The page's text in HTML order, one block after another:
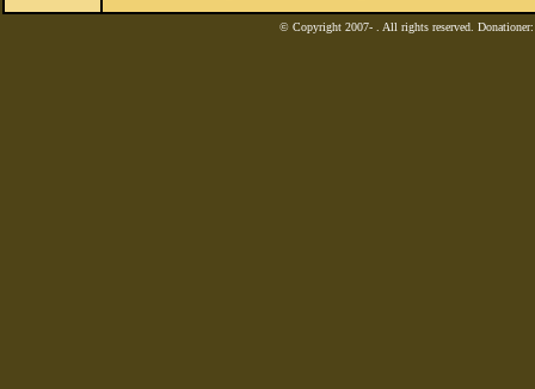
© Copyright 2007- . All rights reserved.